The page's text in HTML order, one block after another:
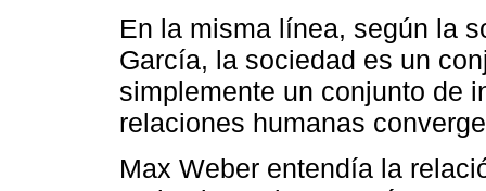
En la misma línea, según la
García, la sociedad es un
simplemente un conjunto de
relaciones humanas
Max Weber entendía la